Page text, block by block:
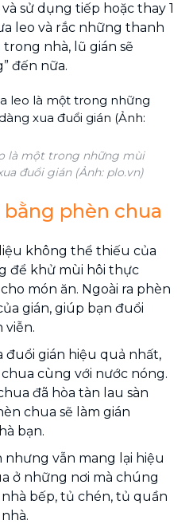
sử dụng tiếp hoặc thay 1
leo và rắc những thanh
nhà, lũ gián sẽ
đến nữa.
là một trong những mùi
đuổi gián (Ảnh: plo.vn)
phèn chua
không thể thiếu của
để khử mùi hôi thực
món ăn. Ngoài ra phèn
gián, giúp bạn đuổi
viễn.
gián hiệu quả nhất,
cùng với nước nóng.
đã hòa tàn lau sàn
chua sẽ làm gián
bạn.
nhưng vẫn mang lại hiệu
ở những nơi mà chúng
bếp, tủ chén, tủ quần